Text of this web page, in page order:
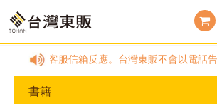
客服信箱反應。台灣東販不會以電話告知
書籍